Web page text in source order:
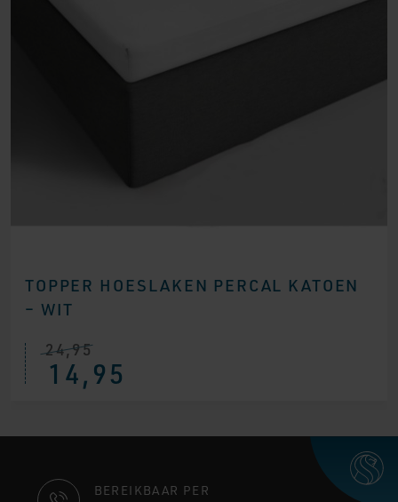
TOPPER HOESLAKEN PERCAL KATOEN
– WIT
24,95
14,95
CONTACTBEREIKBAAR PER